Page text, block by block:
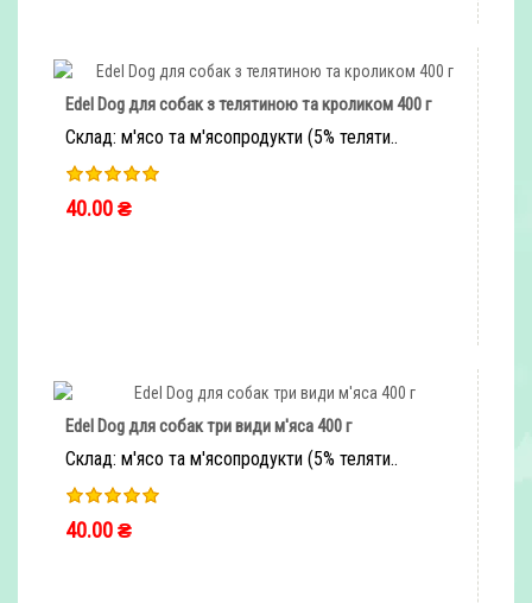
Edel Dog для собак з телятиною та кроликом 400 г
Склад: м'ясо та м'ясопродукти (5% теляти..
40.00 ₴
Edel Dog для собак три види м'яса 400 г
Склад: м'ясо та м'ясопродукти (5% теляти..
40.00 ₴